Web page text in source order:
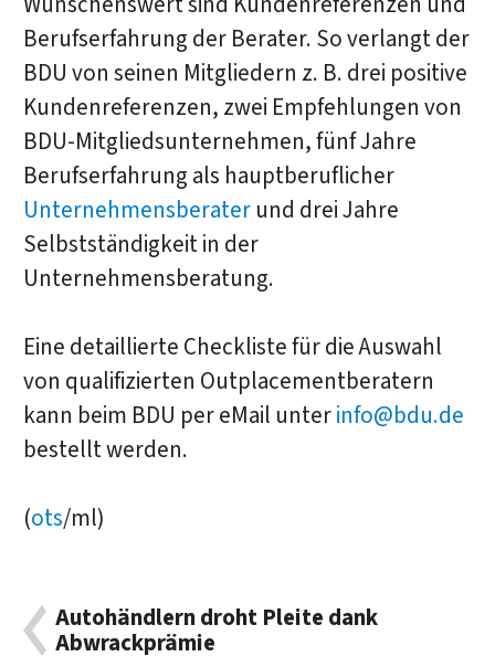
Berufserfahrung der Berater. So verlangt der
BDU von seinen Mitgliedern z. B. drei positive
Kundenreferenzen, zwei Empfehlungen von
BDU-Mitgliedsunternehmen, fünf Jahre
Berufserfahrung als hauptberuflicher
Unternehmensberaterund drei Jahre
Selbstständigkeit in der
Unternehmensberatung.
Eine detaillierte Checkliste für die Auswahl
von qualifizierten Outplacementberatern
kann beim BDU per eMail unterinfo@bdu.de
bestellt werden.
(ots/ml)
Autohändlern droht Pleite dank
Abwrackprämie